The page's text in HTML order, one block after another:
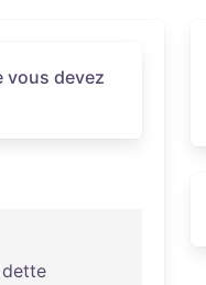
vous devez
dette